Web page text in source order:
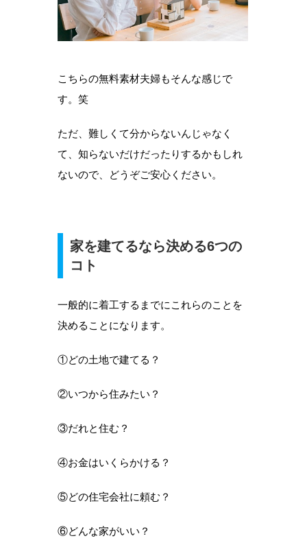
こちらの無料素材夫婦もそんな感じで
す。笑
ただ、難しくて分からないんじゃなく
て、知らないだけだったりするかもしれ
ないので、どうぞご安心ください。
家を建てるなら決める6つの
コト
一般的に着工するまでにこれらのことを
決めることになります。
①どの土地で建てる？
②いつから住みたい？
③だれと住む？
④お金はいくらかける？
⑤どの住宅会社に頼む？
⑥どんな家がいい？